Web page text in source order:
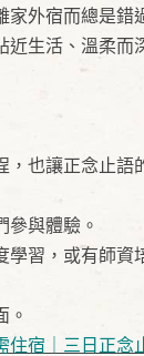
外宿而總是錯
生活、溫柔而
，也讓正念止
參與體驗。
學習，或有師資
。
住宿｜三日正念